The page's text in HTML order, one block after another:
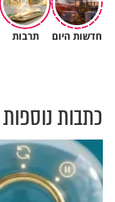
חדשות היום תרבות
כתבות נוספות